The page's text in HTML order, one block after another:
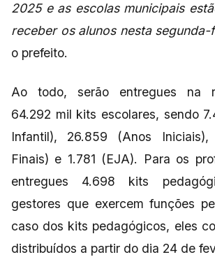
2025 e as escolas municipais
receber os alunos nesta segunda-
o prefeito.
Ao todo, serão entregues na
64.292 mil kits escolares, sendo
Infantil), 26.859 (Anos
Finais) e 1.781 (EJA). Para os
entregues 4.698 kits
gestores que exercem funções
caso dos kits pedagógicos, eles
distribuídos a partir do dia 24 de